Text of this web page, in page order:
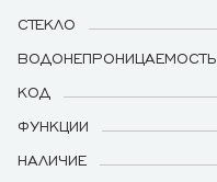
СТЕКЛО
ВОДОНЕПРОНИЦАЕМОСТЬ
КОД
ФУНКЦИИ
НАЛИЧИЕ